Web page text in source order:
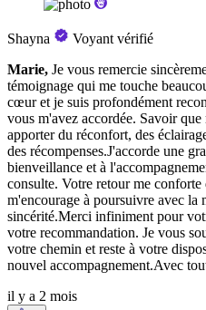
Shayna
Voyant vérifié
Marie, Je vous remercie
témoignage qui me touche
cœur et je suis profondément
vous m'avez accordée. Savoir
apporter du réconfort, des
des récompenses.J'accorde une
bienveillance et à
consulte. Votre retour me conforte
m'encourage à poursuivre avec la
sincérité.Merci infiniment pour
votre recommandation. Je vous
votre chemin et reste à votre
nouvel accompagnement.Avec
il y a 2 mois